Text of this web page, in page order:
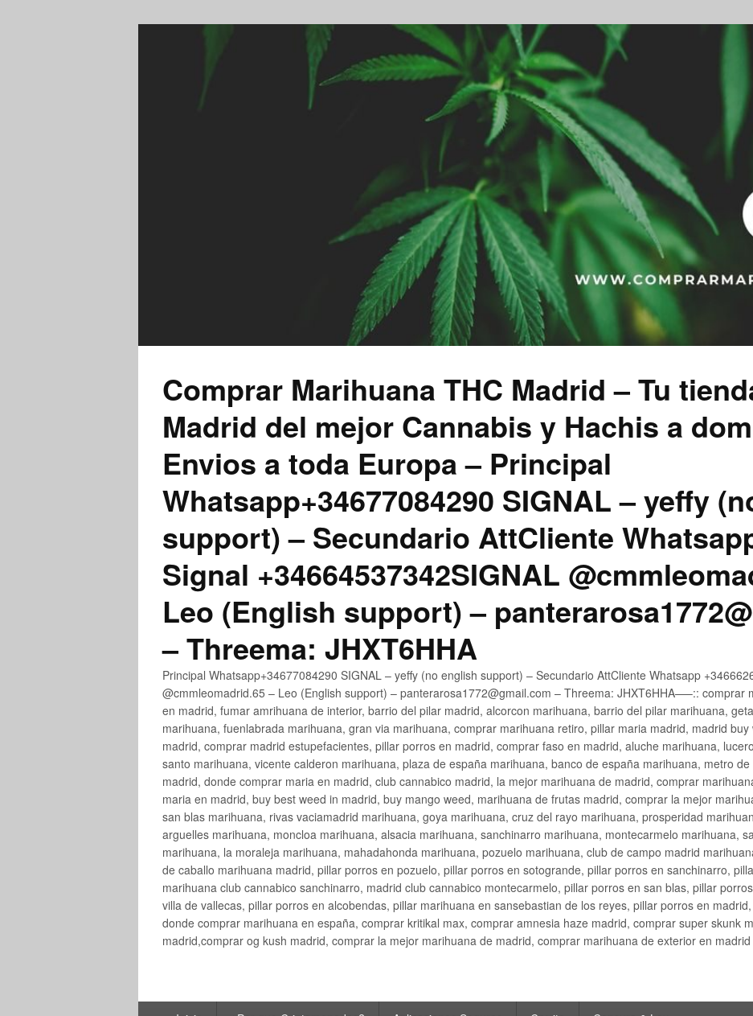
Comprar Marihuana THC Madrid – Tu
Madrid del mejor Cannabis y Hachis a
Envios a toda Europa – Principal
Whatsapp+34677084290 SIGNAL – yeffy
support) – Secundario AttCliente
Signal +34664537342SIGNAL
Leo (English support) –
– Threema: JHXT6HHA
Principal Whatsapp+34677084290 SIGNAL – yeffy (no english support) – Secundario AttCliente Whatsapp
@cmmleomadrid.65 – Leo (English support) – panterarosa1772@gmail.com – Threema: JHXT6HHA—–:: comprar
en madrid, fumar amrihuana de interior, barrio del pilar madrid, alcorcon marihuana, barrio del pilar marihuana,
marihuana, fuenlabrada marihuana, gran via marihuana, comprar marihuana retiro, pillar maria madrid, madrid
madrid, comprar madrid estupefacientes, pillar porros en madrid, comprar faso en madrid, aluche marihuana,
santo marihuana, vicente calderon marihuana, plaza de españa marihuana, banco de españa marihuana, metro
madrid, donde comprar maria en madrid, club cannabico madrid, la mejor marihuana de madrid, comprar
maria en madrid, buy best weed in madrid, buy mango weed, marihuana de frutas madrid, comprar la mejor
san blas marihuana, rivas vaciamadrid marihuana, goya marihuana, cruz del rayo marihuana, prosperidad
arguelles marihuana, moncloa marihuana, alsacia marihuana, sanchinarro marihuana, montecarmelo marihuana,
marihuana, la moraleja marihuana, mahadahonda marihuana, pozuelo marihuana, club de campo madrid
de caballo marihuana madrid, pillar porros en pozuelo, pillar porros en sotogrande, pillar porros en sanchinarro,
marihuana club cannabico sanchinarro, madrid club cannabico montecarmelo, pillar porros en san blas, pillar
villa de vallecas, pillar porros en alcobendas, pillar marihuana en sansebastian de los reyes, pillar porros en
donde comprar marihuana en españa, comprar kritikal max, comprar amnesia haze madrid, comprar super skunk
madrid,comprar og kush madrid, comprar la mejor marihuana de madrid, comprar marihuana de exterior en madrid